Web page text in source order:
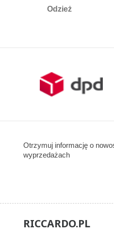
Odzież
Otrzymuj informację o
wyprzedażach
RICCARDO.PL